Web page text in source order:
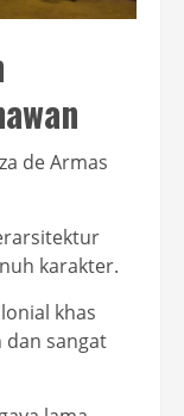
de Armas
karakter.
khas
dan sangat